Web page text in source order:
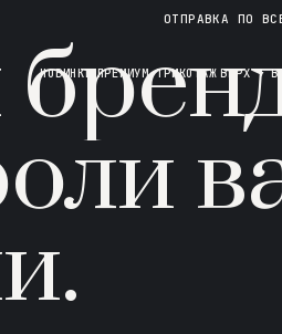
ОТПРАВКА ПО
НОВИНКИ ПРЕМИУМ ТРИКОТАЖ ВЕРХ▾